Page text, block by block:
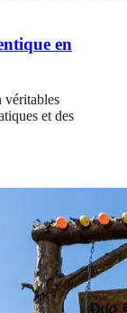
en
véritables
et des